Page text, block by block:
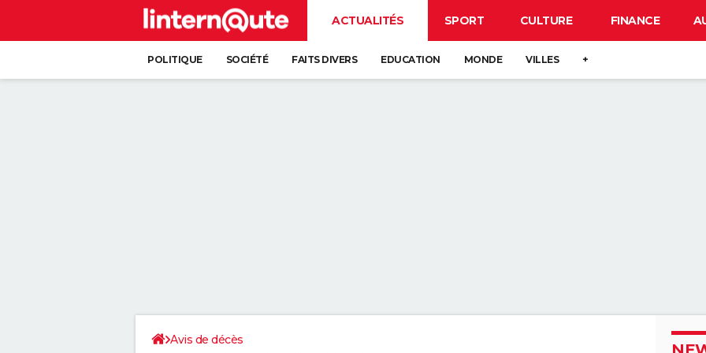
ACTUALITÉS SPORT CULTURE FINANCE
POLITIQUE SOCIÉTÉ FAITS DIVERS EDUCATION MONDE VILLES +
Avis de décès